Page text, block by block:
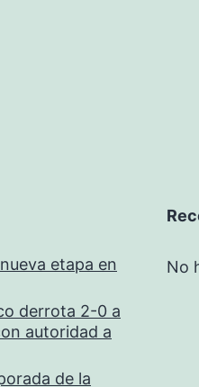
etapa en
derrota 2-0 a
autoridad a
de la
No